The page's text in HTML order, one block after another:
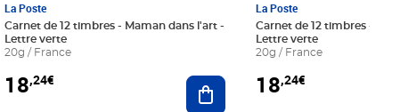
au panier
La Poste
Carnet de 12 timbres - Maman dans l'art -
Lettre verte
20g / France
18,24€ Ajouter au panier
La Poste
Carnet de 12 timbres - Le
Lettre verte
20g / France
18,24€